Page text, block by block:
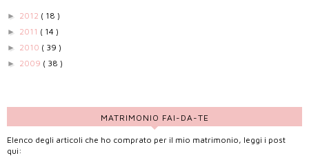
► 2012 ( 18 )
► 2011 ( 14 )
► 2010 ( 39 )
► 2009 ( 38 )
MATRIMONIO FAI-DA-TE
Elenco degli articoli che ho comprato per il mio matrimonio, leggi i post
qui: